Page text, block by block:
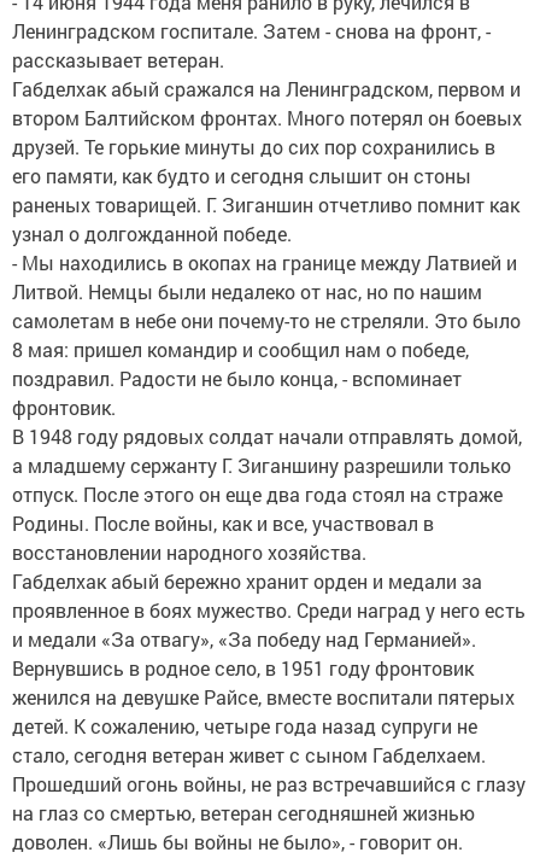
Ленинградском госпитале. Затем - снова на фронт, -
рассказывает ветеран.
Габделхак абый сражался на Ленинградском, первом и
втором Балтийском фронтах. Много потерял он боевых
друзей. Те горькие минуты до сих пор сохранились в
его памяти, как будто и сегодня слышит он стоны
раненых товарищей. Г. Зиганшин отчетливо помнит как
узнал о долгожданной победе.
- Мы находились в окопах на границе между Латвией и
Литвой. Немцы были недалеко от нас, но по нашим
самолетам в небе они почему-то не стреляли. Это было
8 мая: пришел командир и сообщил нам о победе,
поздравил. Радости не было конца, - вспоминает
фронтовик.
В 1948 году рядовых солдат начали отправлять домой,
а младшему сержанту Г. Зиганшину разрешили только
отпуск. После этого он еще два года стоял на страже
Родины. После войны, как и все, участвовал в
восстановлении народного хозяйства.
Габделхак абый бережно хранит орден и медали за
проявленное в боях мужество. Среди наград у него есть
и медали «За отвагу», «За победу над Германией».
Вернувшись в родное село, в 1951 году фронтовик
женился на девушке Райсе, вместе воспитали пятерых
детей. К сожалению, четыре года назад супруги не
стало, сегодня ветеран живет с сыном Габделхаем.
Прошедший огонь войны, не раз встречавшийся с глазу
на глаз со смертью, ветеран сегодняшней жизнью
доволен. «Лишь бы войны не было», - говорит он.